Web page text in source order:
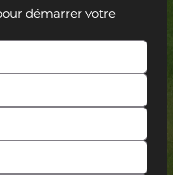
démarrer votre